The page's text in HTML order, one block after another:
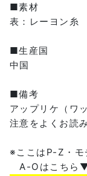
■素材
表：レーヨン糸
■生産国
中国
■備考
アップリケ（ワ
注意をよくお読
※ここはP-Z・モ
A-Oはこちら